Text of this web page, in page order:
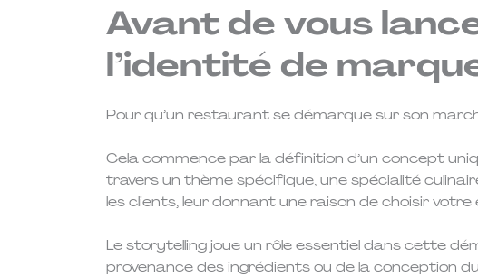
Avant de vous
l’identité de
Pour qu’un restaurant se démarque sur son
Cela commence par la définition d’un concept
travers un thème spécifique, une spécialité
les clients, leur donnant une raison de choisir
Le storytelling joue un rôle essentiel dans cette
provenance des ingrédients ou de la conception